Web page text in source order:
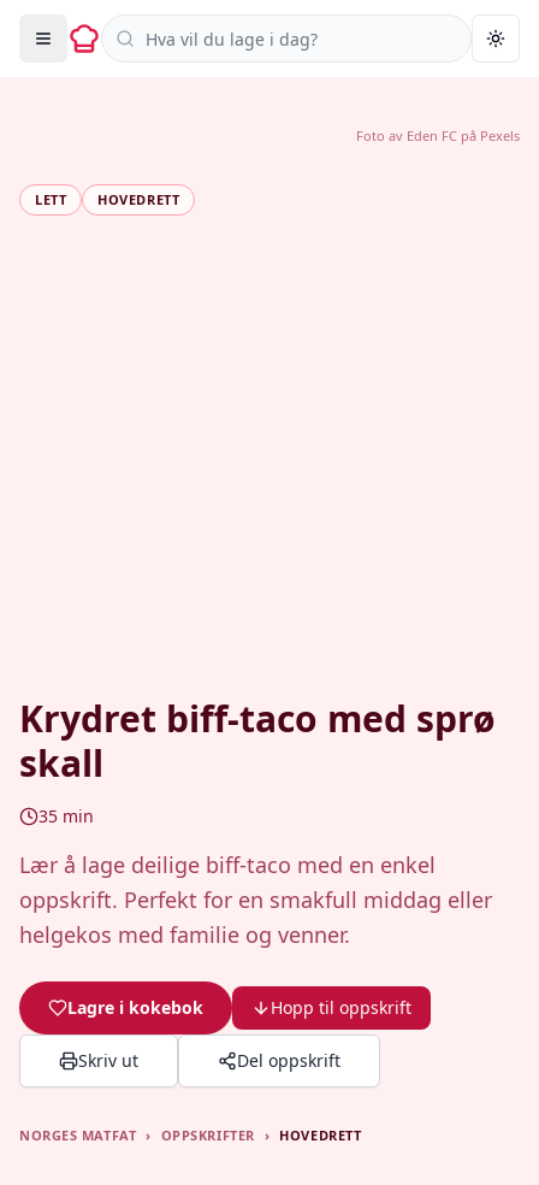
Søk i oppskrifter
LETT HOVEDRETT
Krydret biff-taco med sprø
skall
35 min
Lær å lage deilige biff-taco med en enkel
oppskrift. Perfekt for en smakfull middag eller
helgekos med familie og venner.
Lagre i kokebok Hopp til oppskrift
Skriv ut Del oppskrift
Foto av Eden FC på Pexels
NORGES MATFAT › OPPSKRIFTER › HOVEDRETT